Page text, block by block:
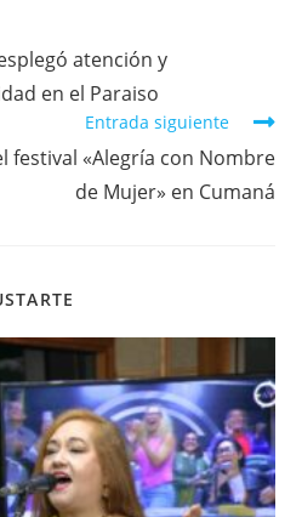
atención y
en el Paraiso
Entrada siguiente
festival «Alegría con Nombre
de Mujer» en Cumaná